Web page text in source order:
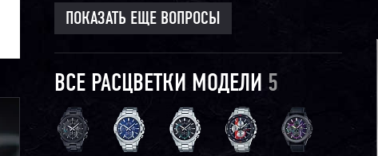
ПОКАЗАТЬ ЕЩЕ ВОПРОСЫ
ВСЕ РАСЦВЕТКИ МОДЕЛИ 5